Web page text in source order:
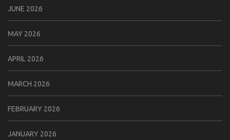
JUNE 2026
MAY 2026
APRIL 2026
MARCH 2026
FEBRUARY 2026
JANUARY 2026